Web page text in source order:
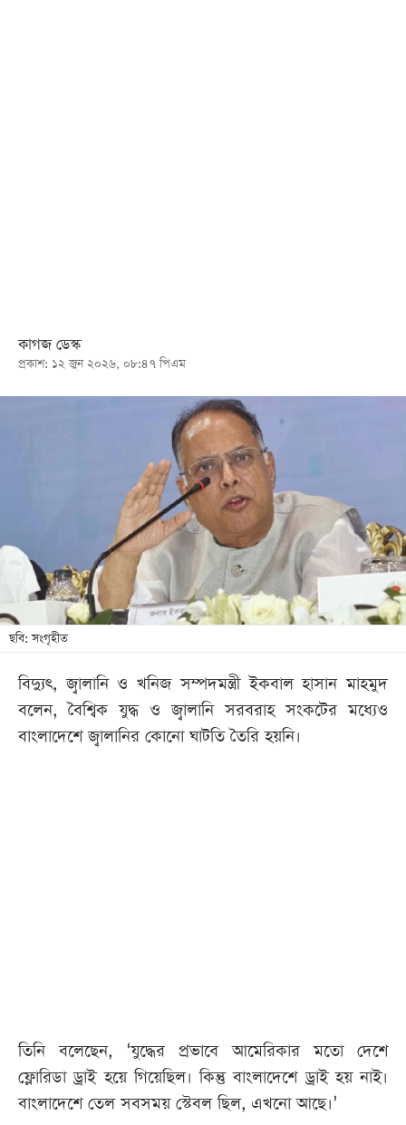
ভিডিও
আর্কাইভ
পেপার
কাগজ ডেস্ক
প্রকাশ: ১২ জুন ২০২৬, ০৮:৪৭ পিএম
ছবি: সংগৃহীত
বিদ্যুৎ, জ্বালানি ও খনিজ সম্পদমন্ত্রী ইকবাল হাসান মাহমুদ
বলেন, বৈশ্বিক যুদ্ধ ও জ্বালানি সরবরাহ সংকটের মধ্যেও
বাংলাদেশে জ্বালানির কোনো ঘাটতি তৈরি হয়নি।
তিনি বলেছেন, ‘যুদ্ধের প্রভাবে আমেরিকার মতো দেশে
ফ্লোরিডা ড্রাই হয়ে গিয়েছিল। কিন্তু বাংলাদেশে ড্রাই হয় নাই।
বাংলাদেশে তেল সবসময় স্টেবল ছিল, এখনো আছে।’